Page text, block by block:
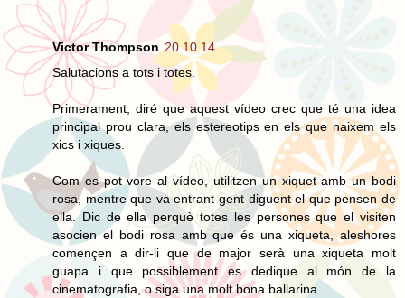
Victor Thompson 20.10.14
Salutacions a tots i totes.
Primerament, diré que aquest vídeo crec que té una idea
principal prou clara, els estereotips en els que naixem els
xics i xiques.
Com es pot vore al vídeo, utilitzen un xiquet amb un bodi
rosa, mentre que va entrant gent diguent el que pensen de
ella. Dic de ella perquè totes les persones que el visiten
asocien el bodi rosa amb que és una xiqueta, aleshores
començen a dir-li que de major serà una xiqueta molt
guapa i que possiblement es dedique al món de la
cinematografia, o siga una molt bona ballarina.